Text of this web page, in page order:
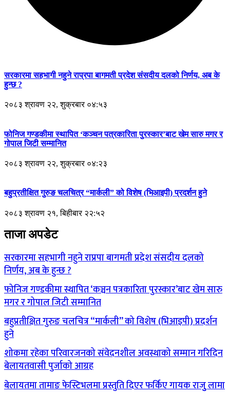
सरकारमा सहभागी नहुने राप्रपा बागमती प्रदेश संसदीय दलको निर्णय, अब के
हुन्छ ?
२०८३ श्रावण २२, शुक्रबार ०४:५३
फोनिज गण्डकीमा स्थापित ‘कञ्चन पत्रकारिता पुरस्कार’बाट खेम सारु मगर र
गोपाल जिटी सम्मानित
२०८३ श्रावण २२, शुक्रबार ०४:२३
बहुप्रतीक्षित गुरुङ चलचित्र “मार्कली” को विशेष (भिआइपी) प्रदर्शन हुने
२०८३ श्रावण २१, बिहीबार २२:५२
ताजा अपडेट
सरकारमा सहभागी नहुने राप्रपा बागमती प्रदेश संसदीय दलको
निर्णय, अब के हुन्छ ?
फोनिज गण्डकीमा स्थापित ‘कञ्चन पत्रकारिता पुरस्कार’बाट खेम सारु
मगर र गोपाल जिटी सम्मानित
बहुप्रतीक्षित गुरुङ चलचित्र “मार्कली” को विशेष (भिआइपी) प्रदर्शन
हुने
शोकमा रहेका परिवारजनको संवेदनशील अवस्थाको सम्मान गरिदिन
बेलायतवासी पुर्जाको आग्रह
बेलायतमा तामाङ फेस्टिभलमा प्रस्तुति दिएर फर्किए गायक राजुु लामा